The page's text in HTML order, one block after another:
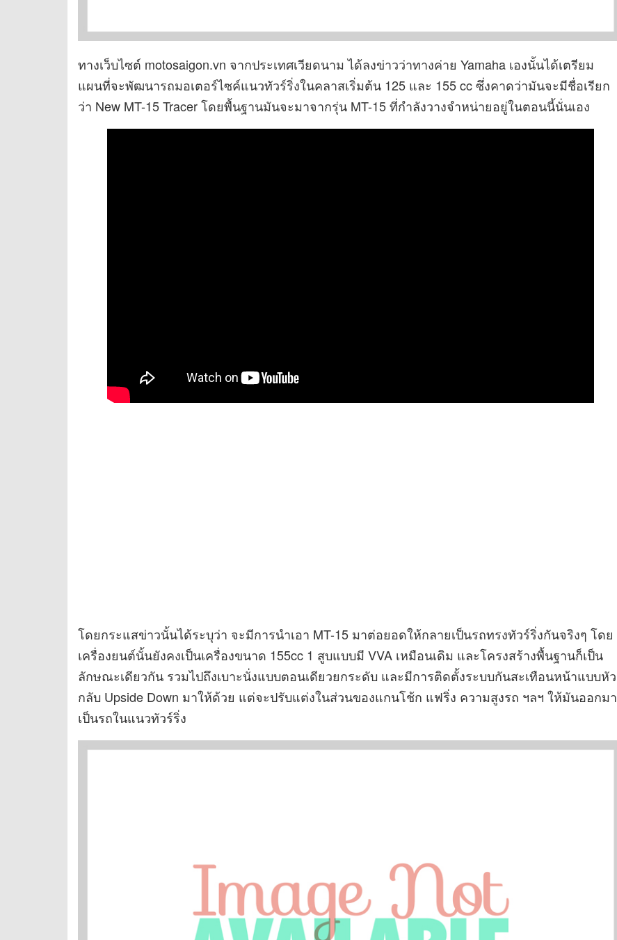
ทางเว็บไซต์ motosaigon.vn จากประเทศเวียดนาม ได้ลงข่าวว่าทางค่าย Yamaha เองนั้นได้เตรียม
แผนที่จะพัฒนารถมอเตอร์ไซค์แนวทัวร์ริ่งในคลาสเริ่มต้น 125 และ 155 cc ซึ่งคาดว่ามันจะมีชื่อเรียก
ว่า New MT-15 Tracer โดยพื้นฐานมันจะมาจากรุ่น MT-15 ที่กำลังวางจำหน่ายอยู่ในตอนนี้นั่นเอง
โดยกระแสข่าวนั้นได้ระบุว่า จะมีการนำเอา MT-15 มาต่อยอดให้กลายเป็นรถทรงทัวร์ริ่งกันจริงๆ โดย
เครื่องยนต์นั้นยังคงเป็นเครื่องขนาด 155cc 1 สูบแบบมี VVA เหมือนเดิม และโครงสร้างพื้นฐานก็เป็น
ลักษณะเดียวกัน รวมไปถึงเบาะนั่งแบบตอนเดียวยกระดับ และมีการติดตั้งระบบกันสะเทือนหน้าแบบหัว
กลับ Upside Down มาให้ด้วย แต่จะปรับแต่งในส่วนของแกนโช้ก แฟริ่ง ความสูงรถ ฯลฯ ให้มันออกมา
เป็นรถในแนวทัวร์ริ่ง